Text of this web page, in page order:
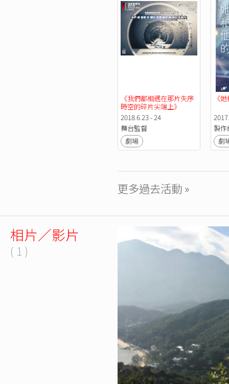
《我們都相遇在那片失序
時空的碎片尖端上》
2018.6.23 - 24
舞台監督
劇場
《
製作
劇
更多過去活動 »
相片／影片
( 1 )